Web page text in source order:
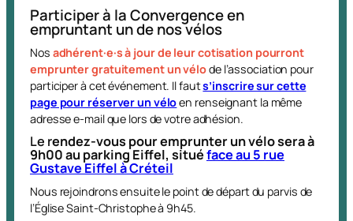
Participer à la Convergence en
empruntant un de nos vélos
Nos adhérent·e·s à jour de leur cotisation pourront
emprunter gratuitement un vélode l’association pour
participer à cet événement. Il fauts’inscrire sur cette
page pour réserver un véloen renseignant la même
adresse e-mail que lors de votre adhésion.
Le rendez-vous pour emprunter un vélo sera à
9h00 au parking Eiffel, situéface au 5 rue
Gustave Eiffel à Créteil
Nous rejoindrons ensuite le point de départ du parvis de
l’Église Saint-Christophe à 9h45.